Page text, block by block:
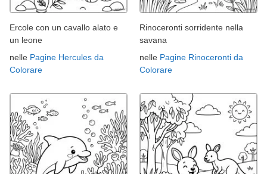
Ercole con un cavallo alato e
un leone
nelle Pagine Hercules da
Colorare
Rinoceronti sorridente nella
savana
nelle Pagine Rinoceronti da
Colorare